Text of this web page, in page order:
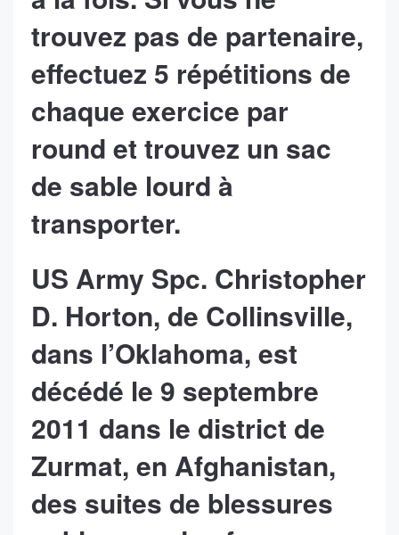
trouvez pas de partenaire,
effectuez 5 répétitions de
chaque exercice par
round et trouvez un sac
de sable lourd à
transporter.
US Army Spc. Christopher
D. Horton, de Collinsville,
dans l’Oklahoma, est
décédé le 9 septembre
2011 dans le district de
Zurmat, en Afghanistan,
des suites de blessures